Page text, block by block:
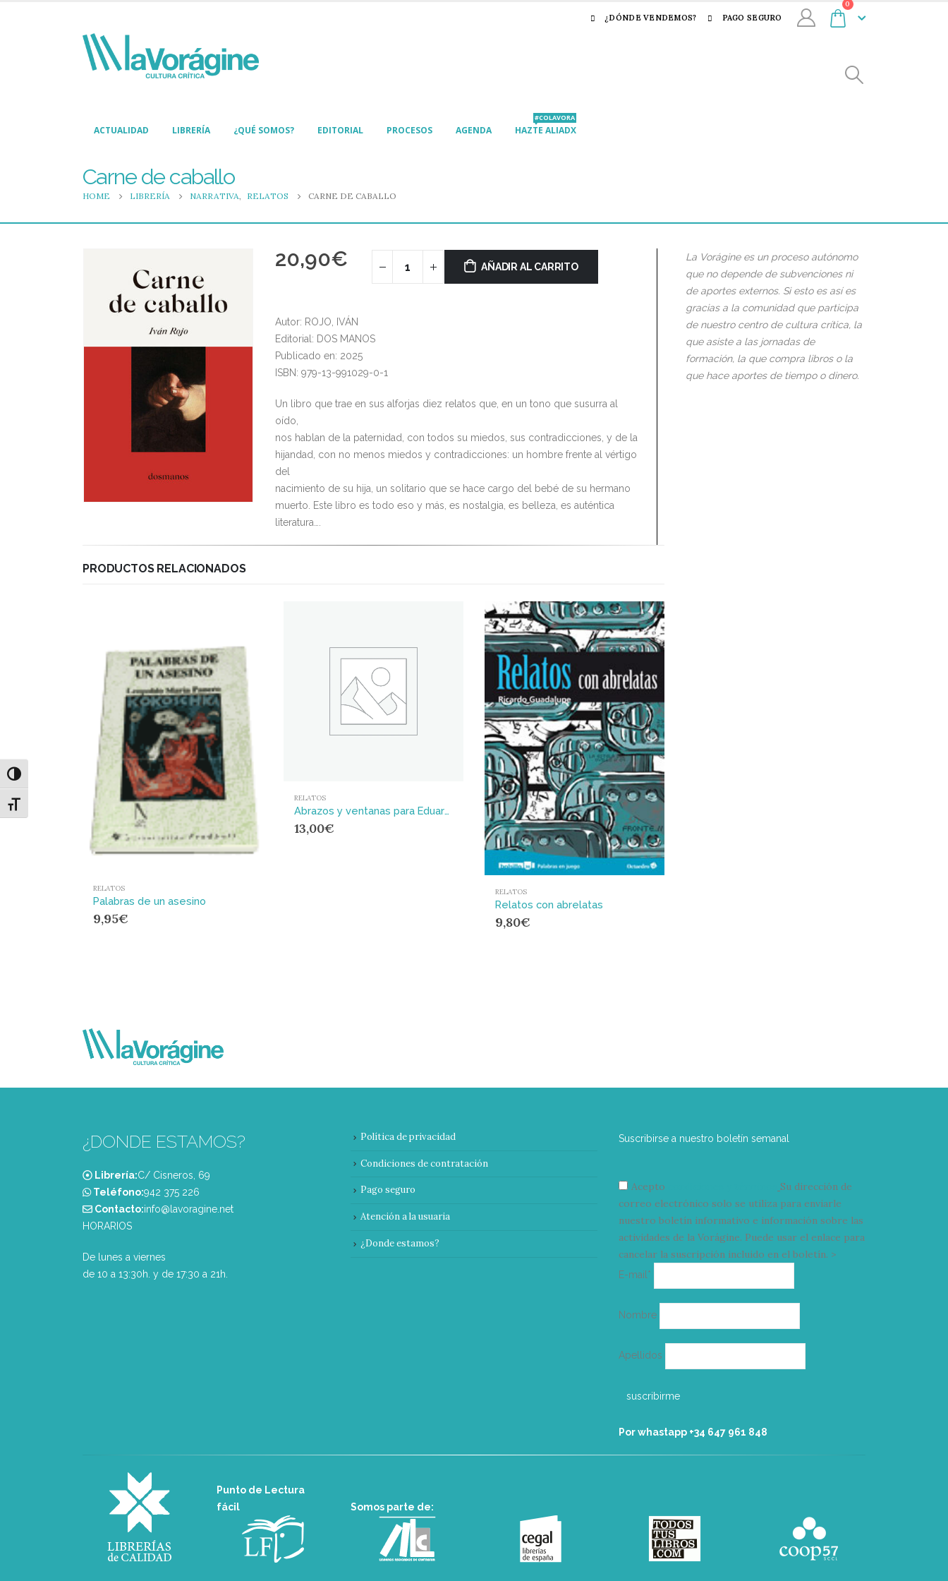
Alternar alto contraste
Alternar tamaño de letra
¿DÓNDE VENDEMOS? PAGO SEGURO
0
ACTUALIDAD LIBRERÍA ¿QUÉ SOMOS? EDITORIAL PROCESOS AGENDA HAZTE ALIADX
#COLAVORA
Carne de caballo
HOME LIBRERÍA NARRATIVA, RELATOS CARNE DE CABALLO
20,90€ AÑADIR AL CARRITO
Autor: ROJO, IVÁN
Editorial: DOS MANOS
Publicado en: 2025
ISBN: 979-13-991029-0-1
Un libro que trae en sus alforjas diez relatos que, en un tono que susurra al
oído,
nos hablan de la paternidad, con todos su miedos, sus contradicciones, y de la
hijandad, con no menos miedos y contradicciones: un hombre frente al vértigo
del
nacimiento de su hija, un solitario que se hace cargo del bebé de su hermano
muerto. Este libro es todo eso y más, es nostalgia, es belleza, es auténtica
literatura….
PRODUCTOS RELACIONADOS
RELATOS
Palabras de un asesino
9,95€
RELATOS
Abrazos y ventanas para Eduardo Galeano
13,00€
RELATOS
Relatos con abrelatas
9,80€
La Vorágine es un proceso autónomo
que no depende de subvenciones ni
de aportes externos. Si esto es así es
gracias a la comunidad que participa
de nuestro centro de cultura crítica, la
que asiste a las jornadas de
formación, la que compra libros o la
que hace aportes de tiempo o dinero.
¿DONDE ESTAMOS?
Librería:C/ Cisneros, 69
Teléfono:‭942 375 226‬
Contacto:info@lavoragine.net
HORARIOS
De lunes a viernes
de 10 a 13:30h. y de 17:30 a 21h.
Política de privacidad
Condiciones de contratación
Pago seguro
Atención a la usuaria
¿Donde estamos?
Suscribirse a nuestro boletín semanal
Acepto
Su dirección de
correo electrónico solo se utiliza para enviarle
nuestro boletín informativo e información sobre las
actividades de la Vorágine. Puede usar el enlace para
cancelar la suscripción incluido en el boletín. >
E-mail*
electrónico
Nombre
Apellidos
Por whastapp +34 ‭647 961 848‬
Punto de Lectura
fácil
Somos parte de: